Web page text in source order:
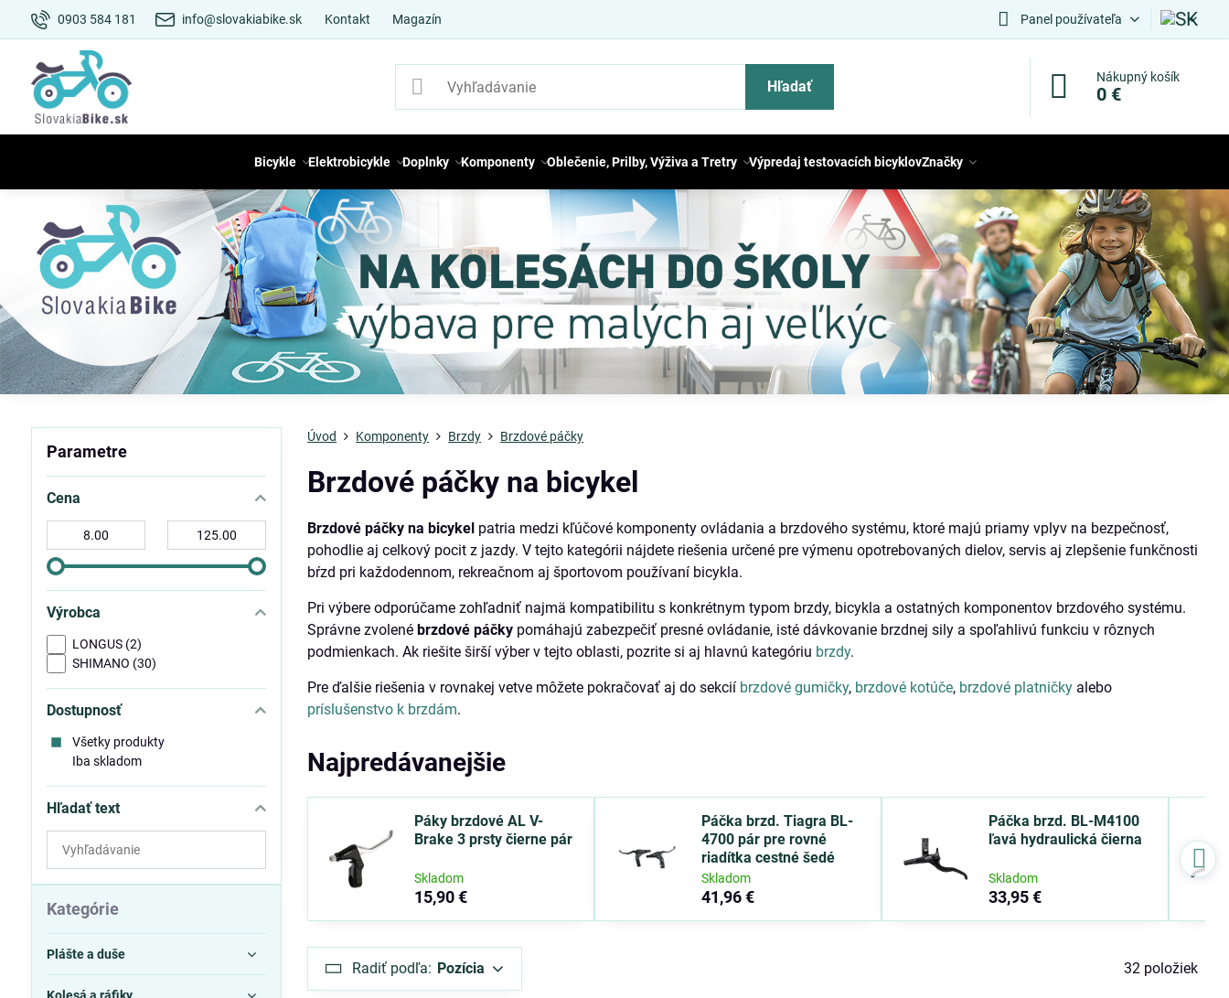
0903 584 181 info@slovakiabike.sk Kontakt Magazín Panel používateľa
Hľadať
Nákupný košík
0 €
Bicykle Elektrobicykle Doplnky Komponenty Oblečenie, Prilby, Výživa a Tretry Výpredaj testovacích bicyklovZnačky
Úvod Komponenty Brzdy Brzdové páčky
Brzdové páčky na bicykel
Brzdové páčky na bicykel patria medzi kľúčové komponenty ovládania a brzdového systému, ktoré majú priamy vplyv na bezpečnosť,
pohodlie aj celkový pocit z jazdy. V tejto kategórii nájdete riešenia určené pre výmenu opotrebovaných dielov, servis aj zlepšenie funkčnosti
bŕzd pri každodennom, rekreačnom aj športovom používaní bicykla.
Pri výbere odporúčame zohľadniť najmä kompatibilitu s konkrétnym typom brzdy, bicykla a ostatných komponentov brzdového systému.
Správne zvolenébrzdové páčky pomáhajú zabezpečiť presné ovládanie, isté dávkovanie brzdnej sily a spoľahlivú funkciu v rôznych
podmienkach. Ak riešite širší výber v tejto oblasti, pozrite si aj hlavnú kategóriu brzdy.
Pre ďalšie riešenia v rovnakej vetve môžete pokračovať aj do sekcií brzdové gumičky, brzdové kotúče, brzdové platničky alebo
príslušenstvo k brzdám.
Najpredávanejšie
Páky brzdové AL V-
Brake 3 prsty čierne pár
Skladom
15,90 €
Páčka brzd. Tiagra BL-
4700 pár pre rovné
riadítka cestné šedé
Skladom
41,96 €
Páčka brzd. BL-M4100
ľavá hydraulická čierna
Skladom
33,95 €
Radiť podľa: Pozícia 32 položiek
Parametre
Cena
Výrobca
LONGUS (2)
SHIMANO (30)
Dostupnosť
Všetky produkty
Iba skladom
Hľadať text
Prehľadať
výsledky
filtra
fulltextom
Kategórie
Plášte a duše